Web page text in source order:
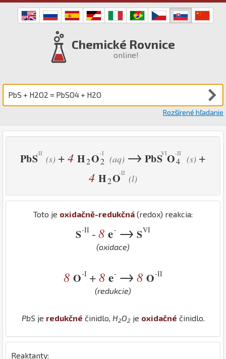
Chemické Rovnice
online!
Rozšírené hľadanie
PbS (s) + 4 H2O2 (aq) → PbS O4 (s) +
4 H2O (l)
Toto je oxidačně-redukčná (redox) reakcia:
S-II - 8 e- → SVI
(oxidace)
8 O-I +8 e- → 8 O-II
(redukcie)
PbSje redukčné činidlo, H2O2je oxidačné činidlo.
Reaktanty: